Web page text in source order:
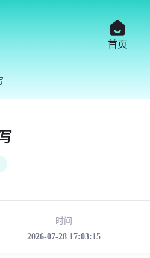
首页
时间
2026-07-28 17:03:15